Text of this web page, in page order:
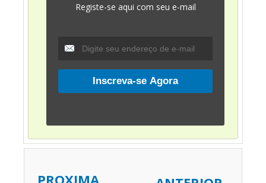
Registe-se aqui com seu e-mail
PROXIMA